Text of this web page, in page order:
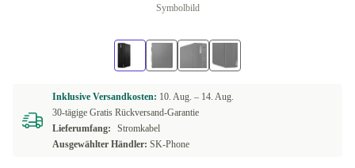
Symbolbild
Inklusive Versandkosten: 10. Aug. – 14. Aug.
30-tägige Gratis Rückversand-Garantie
Lieferumfang:
Stromkabel
Ausgewählter Händler: SK-Phone